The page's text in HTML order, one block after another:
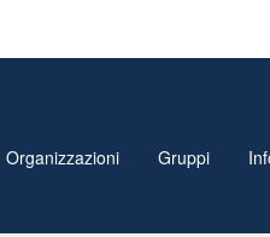
Organizzazioni Gruppi